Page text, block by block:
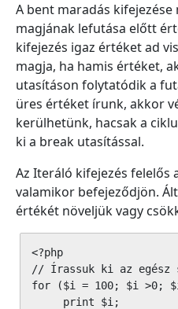
A bent maradás
magjának lefutása előtt
kifejezés igaz értéket ad
magja, ha hamis értéket,
utasításon folytatódik a
üres értéket írunk, akkor
kerülhetünk, hacsak a
ki a break utasítással.
Az Iteráló kifejezés felelős
valamikor befejeződjön.
értékét növeljük vagy
<?php
// Írassuk ki az egész
for ($i = 100; $i >0;
     print $i;